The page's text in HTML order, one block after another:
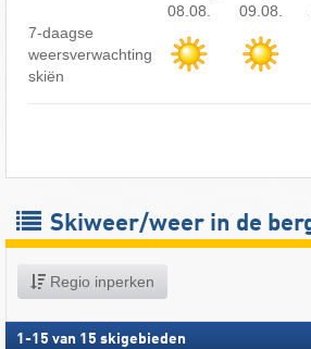
08.08.
09.08.
7-daagse
weersverwachting
skiën
Skiweer/weer in de
Regio inperken
1 -15 van 15 skigebieden